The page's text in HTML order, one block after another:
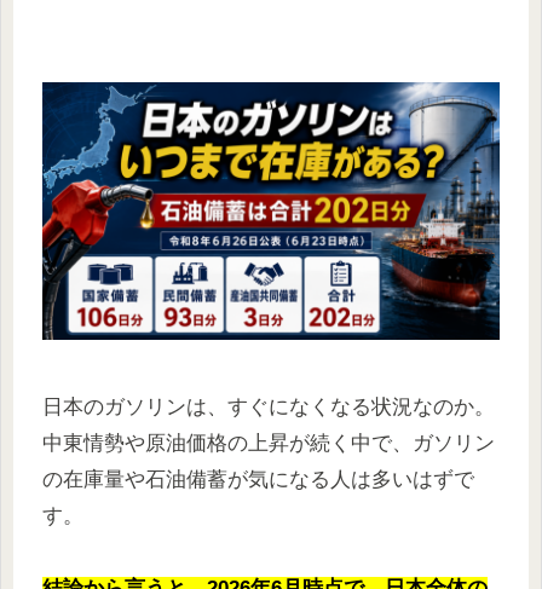
日本のガソリンは、すぐになくなる状況なのか。
中東情勢や原油価格の上昇が続く中で、ガソリン
の在庫量や石油備蓄が気になる人は多いはずで
す。